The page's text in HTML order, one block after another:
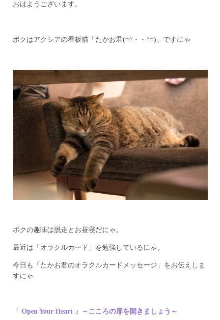
おはようございます。
ボクはアクシアの看板猫「たかお君(=^・・^=)」ですにゃ
ボクの趣味は脱走とお昼寝だにゃ。
最近は「オラクルカード」を勉強しているにゃ。
今日も「たかお君のオラクルカードメッセージ」をお伝えしま
すにゃ
「 Open Your Heart 」 ～こころの扉を開きましょう ～